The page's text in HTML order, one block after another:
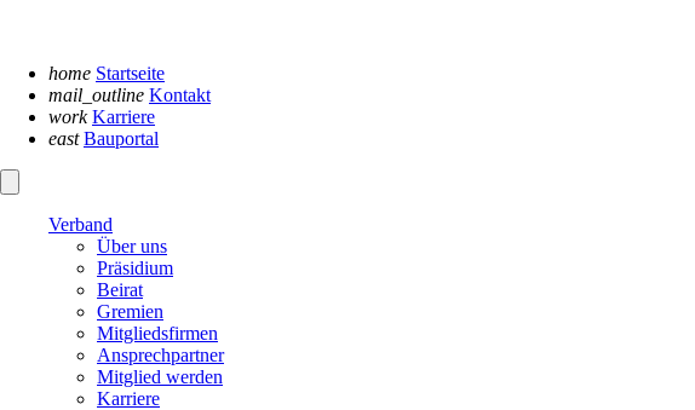
home Startseite
mail_outline Kontakt
work Karriere
east Bauportal
Verband
Über uns
Präsidium
Beirat
Gremien
Mitgliedsfirmen
Ansprechpartner
Mitglied werden
Karriere